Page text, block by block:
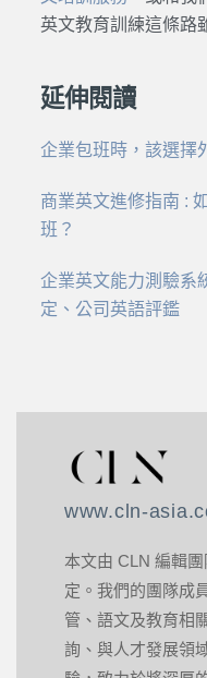
英文教育訓練這條路
延伸閱讀
企業包班時，該選擇
商業英文進修指南 :
班？
企業英文能力測驗系
定、公司英語評鑑
www.cln-
本文由 CLN 編輯
定。我們的團隊成
管、語文及教育相
詢、與人才發展領